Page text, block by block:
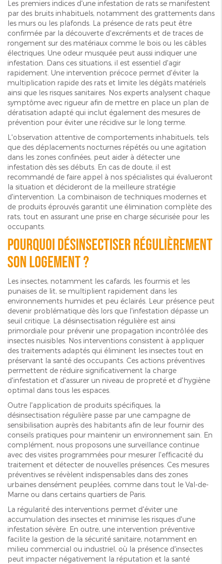
Les premiers indices d'une infestation de rats se manifestent
par des bruits inhabituels, notamment des grattements dans
les murs ou les plafonds. La présence de rats peut être
confirmée par la découverte d'excréments et de traces de
rongement sur des matériaux comme le bois ou les câbles
électriques. Une odeur musquée peut aussi indiquer une
infestation. Dans ces situations, il est essentiel d'agir
rapidement. Une intervention précoce permet d'éviter la
multiplication rapide des rats et limite les dégâts matériels
ainsi que les risques sanitaires. Nos experts analysent chaque
symptôme avec rigueur afin de mettre en place un plan de
dératisation adapté qui inclut également des mesures de
prévention pour éviter une récidive sur le long terme.
L'observation attentive de comportements inhabituels, tels
que des déplacements nocturnes répétés ou une agitation
dans les zones confinées, peut aider à détecter une
infestation dès ses débuts. En cas de doute, il est
recommandé de faire appel à nos spécialistes qui évalueront
la situation et décideront de la meilleure stratégie
d'intervention. La combinaison de techniques modernes et
de produits éprouvés garantit une élimination complète des
rats, tout en assurant une prise en charge sécurisée pour les
occupants.
Pourquoi désinsectiser régulièrement
son logement ?
Les insectes, notamment les cafards, les fourmis et les
punaises de lit, se multiplient rapidement dans les
environnements humides et peu éclairés. Leur présence peut
devenir problématique dès lors que l'infestation dépasse un
seuil critique. La désinsectisation régulière est ainsi
primordiale pour prévenir une propagation incontrôlée des
insectes nuisibles. Nos interventions consistent à appliquer
des traitements adaptés qui éliminent les insectes tout en
préservant la santé des occupants. Ces actions préventives
permettent de réduire significativement la charge
d'infestation et d'assurer un niveau de propreté et d'hygiène
optimal dans tous les espaces.
Outre l'application de produits spécifiques, la
désinsectisation régulière passe par une campagne de
sensibilisation auprès des habitants afin de leur fournir des
conseils pratiques pour maintenir un environnement sain. En
complément, nous proposons une surveillance continue
avec des visites programmées pour mesurer l'efficacité du
traitement et détecter de nouvelles présences. Ces mesures
préventives se révèlent indispensables dans des zones
urbaines densément peuplées, comme dans tout le Val-de-
Marne ou dans certains quartiers de Paris.
La régularité des interventions permet d'éviter une
accumulation des insectes et minimise les risques d'une
infestation sévère. En outre, une intervention préventive
facilite la gestion de la sécurité sanitaire, notamment en
milieu commercial ou industriel, où la présence d'insectes
peut impacter négativement la réputation et la santé